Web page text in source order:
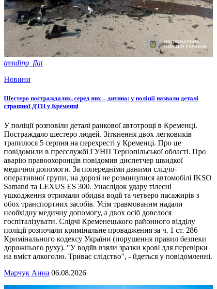
trending_flat
Новини
Шестеро постраждалих, серед них – дитина: у поліції назвали деталі
страшної ДТП у Кременці
У поліції розповіли деталі ранкової автотрощі в Кременці.
Постраждало шестеро людей. Зіткнення двох легковиків
трапилося 5 серпня на перехресті у Кременці. Про це
повідомили в пресслужбі ГУНП Тернопільської області. Про
аварію правоохоронців повідомив диспетчер швидкої
медичної допомоги. За попередніми даними слідчо-
оперативної групи, на дорозі не розминулися автомобілі IKSO
Samand та LEXUS ES 300. Унаслідок удару тілесні
ушкодження отримали обидва водії та четверо пасажирів з
обох транспортних засобів. Усім травмованим надали
необхідну медичну допомогу, а двох осіб довелося
госпіталізувати. Слідчі Кременецького районного відділу
поліції розпочали кримінальне провадження за ч. 1 ст. 286
Кримінального кодексу України (порушення правил безпеки
дорожнього руху). "У водіїв взяли зразки крові для перевірки
на вміст алкоголю. Триває слідство", - йдеться у повідомленні.
Марчук Анна 06.08.2026